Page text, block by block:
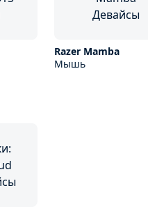
Razer Mamba
Мышь